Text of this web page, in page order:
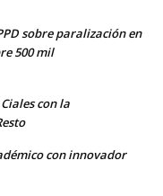
sobre paralización en
500 mil
con la
con innovador